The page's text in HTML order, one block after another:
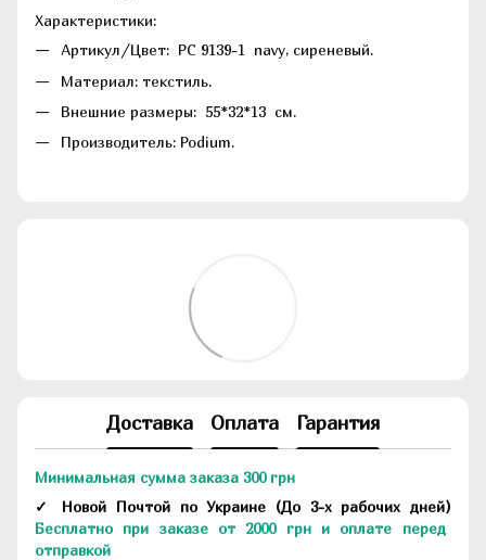
Характеристики:
Артикул/Цвет: PC 9139-1 navy, сиреневый.
Материал: текстиль.
Внешние размеры: 55*32*13 см.
Производитель: Podium.
Доставка Оплата Гарантия
Минимальная сумма заказа 300 грн
✓ Новой Почтой по Украине (До 3-х рабочих дней)
Бесплатно при заказе от 2000 грн и оплате перед
отправкой